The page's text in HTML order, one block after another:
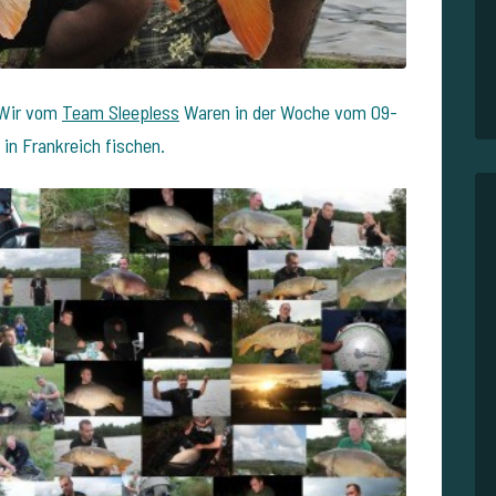
vom Team Sleepless Waren in der Woche vom 09-
in Frankreich fischen.